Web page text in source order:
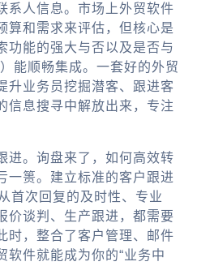
系人信息。市场上外贸软件
算和需求来评估，但核心是
功能的强大与否以及是否与
能顺畅集成。一套好的外贸
升业务员挖掘潜客、跟进客
信息搜寻中解放出来，专注
进。询盘来了，如何高效转
一篑。建立标准的客户跟进
首次回复的及时性、专业
价谈判、生产跟进，都需要
时，整合了客户管理、邮件
软件就能成为你的“业务中